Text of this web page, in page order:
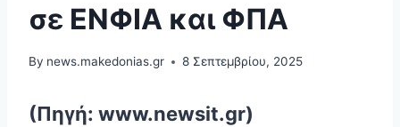
σε ΕΝΦΙΑ και ΦΠΑ
By news.makedonias.gr 8 Σεπτεμβρίου, 2025
(Πηγή: www.newsit.gr)